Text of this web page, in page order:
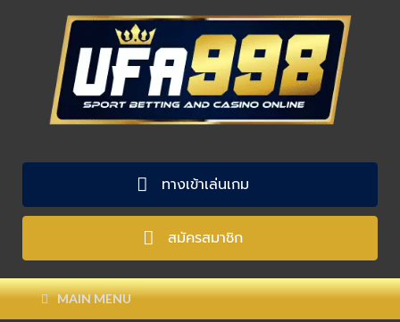
ทางเข้าเล่นเกม
สมัครสมาชิก
MAIN MENU